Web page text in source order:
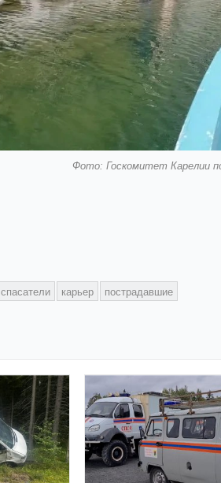
Фото: Госкомитет Карелии
спасатели карьер пострадавшие